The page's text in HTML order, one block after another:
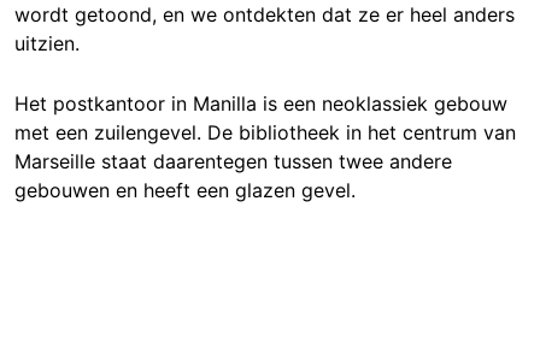
wordt getoond, en we ontdekten dat ze er heel anders
uitzien.
Het postkantoor in Manilla is een neoklassiek gebouw
met een zuilengevel. De bibliotheek in het centrum van
Marseille staat daarentegen tussen twee andere
gebouwen en heeft een glazen gevel.